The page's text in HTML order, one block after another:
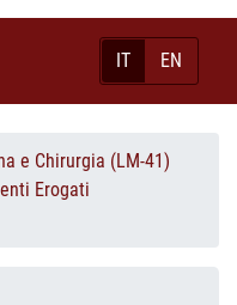
IT EN
e Chirurgia (LM-41)
Erogati